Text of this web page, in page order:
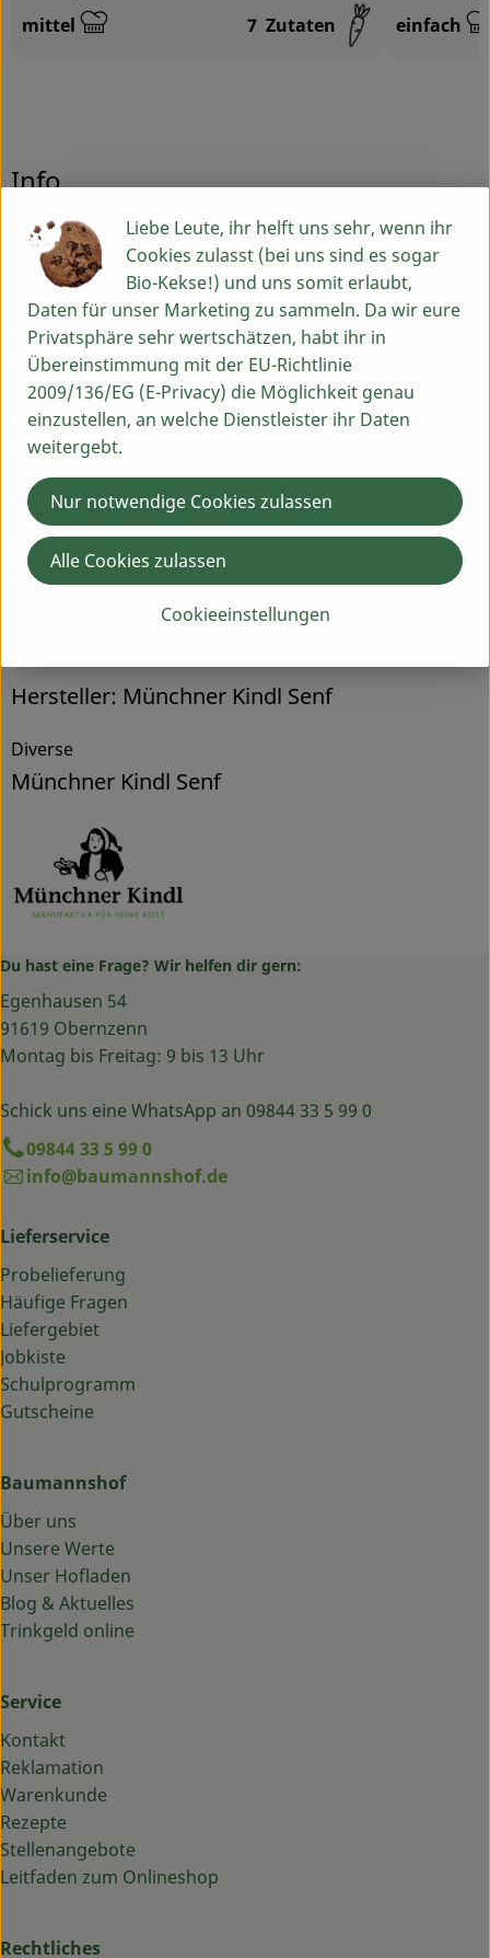
Schwierigkeit:
mittel 7 Zutaten einfach
Info
Produktinformationen
Zutaten
Nährwert-Info
Produktdatenblatt
Hersteller: Münchner Kindl Senf
Diverse
Münchner Kindl Senf
Du hast eine Frage? Wir helfen dir gern:
Egenhausen 54
91619 Obernzenn
Montag bis Freitag: 9 bis 13 Uhr
Schick uns eine WhatsApp an 09844 33 5 99 0
09844 33 5 99 0
info@baumannshof.de
Lieferservice
Probelieferung
Häufige Fragen
Liefergebiet
Jobkiste
Schulprogramm
Gutscheine
Baumannshof
Über uns
Unsere Werte
Unser Hofladen
Blog & Aktuelles
Trinkgeld online
Service
Kontakt
Reklamation
Warenkunde
Rezepte
Stellenangebote
Leitfaden zum Onlineshop
Rechtliches
Liebe Leute, ihr helft uns sehr, wenn ihr
Cookies zulasst (bei uns sind es sogar
Bio-Kekse!) und uns somit erlaubt,
Daten für unser Marketing zu sammeln. Da wir eure
Privatsphäre sehr wertschätzen, habt ihr in
Übereinstimmung mit der EU-Richtlinie
2009/136/EG (E-Privacy) die Möglichkeit genau
einzustellen, an welche Dienstleister ihr Daten
weitergebt.
Cookieeinstellungen
Nur notwendige Cookies zulassen
Alle Cookies zulassen